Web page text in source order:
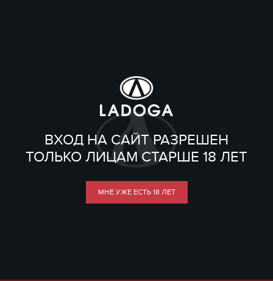
ВХОД НА САЙТ РАЗРЕШЕН
ТОЛЬКО ЛИЦАМ СТАРШЕ 18 ЛЕТ
МНЕ УЖЕ ЕСТЬ 18 ЛЕТ